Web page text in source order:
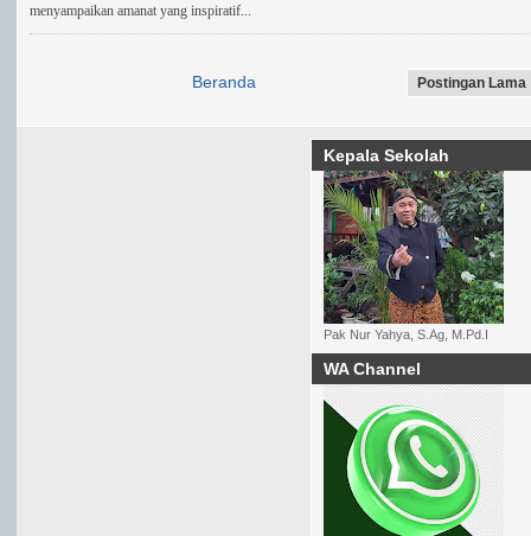
menyampaikan amanat yang inspiratif...
Postingan Lama
Beranda
Kepala Sekolah
Pak Nur Yahya, S.Ag, M.Pd.I
WA Channel